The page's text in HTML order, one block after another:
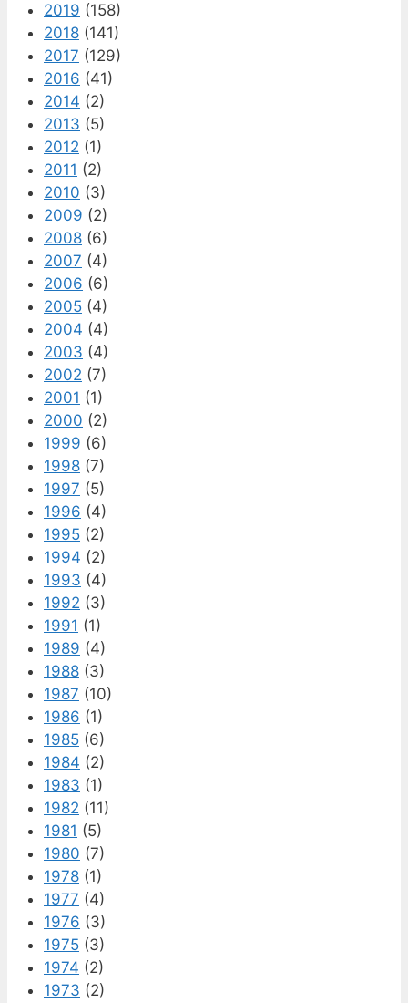
2019 (158)
2018 (141)
2017 (129)
2016 (41)
2014 (2)
2013 (5)
2012 (1)
2011 (2)
2010 (3)
2009 (2)
2008 (6)
2007 (4)
2006 (6)
2005 (4)
2004 (4)
2003 (4)
2002 (7)
2001 (1)
2000 (2)
1999 (6)
1998 (7)
1997 (5)
1996 (4)
1995 (2)
1994 (2)
1993 (4)
1992 (3)
1991 (1)
1989 (4)
1988 (3)
1987 (10)
1986 (1)
1985 (6)
1984 (2)
1983 (1)
1982 (11)
1981 (5)
1980 (7)
1978 (1)
1977 (4)
1976 (3)
1975 (3)
1974 (2)
1973 (2)